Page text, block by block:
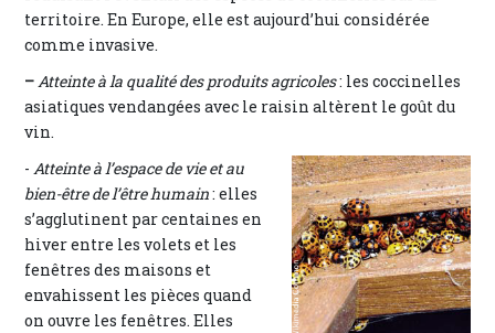
territoire. En Europe, elle est aujourd’hui considérée
comme invasive.
–Atteinte à la qualité des produits agricoles: les coccinelles
asiatiques vendangées avec le raisin altèrent le goût du
vin.
-Atteinte à l’espace de vie et au
bien-être de l’être humain: elles
s’agglutinent par centaines en
hiver entre les volets et les
fenêtres des maisons et
envahissent les pièces quand
on ouvre les fenêtres. Elles